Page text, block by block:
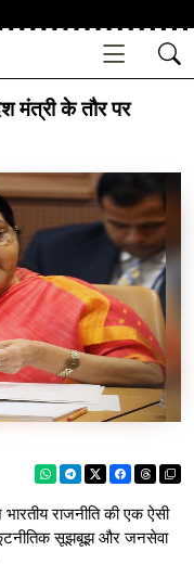
मंत्री के तौर पर
राजनीति की एक ऐसी
सूझबूझ और जनसेवा